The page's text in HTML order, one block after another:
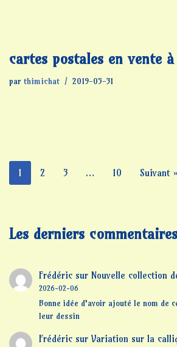
cartes postales en vente
par thimichat 2019-05-31
1 2 3 … 10 Suivant »
Les derniers commentaires
Frédéricsur Nouvelle collection
2026-02-06
Bonne idée d'avoir ajouté le nom de
leur dessin
Frédéricsur Variation sur la